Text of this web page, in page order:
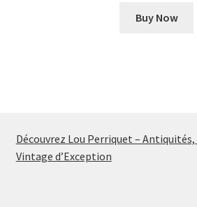
Buy Now
Découvrez Lou Perriquet –
Vintage d’Exception